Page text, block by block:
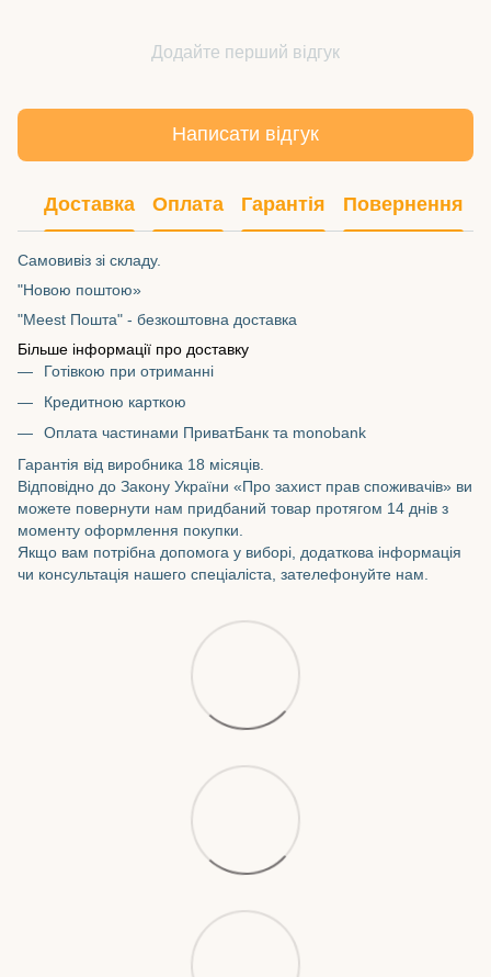
Додайте перший відгук
Написати відгук
Доставка Оплата Гарантія Повернення
Самовивіз зі складу.
"Новою поштою»
"Meest Пошта" - безкоштовна доставка
Більше інформації про доставку
Готівкою при отриманні
Кредитною карткою
Оплата частинами ПриватБанк та monobank
Гарантія від виробника 18 місяців.
Відповідно до Закону України «Про захист прав споживачів» ви
можете повернути нам придбаний товар протягом 14 днів з
моменту оформлення покупки.
Якщо вам потрібна допомога у виборі, додаткова інформація
чи консультація нашего спеціаліста, зателефонуйте нам.